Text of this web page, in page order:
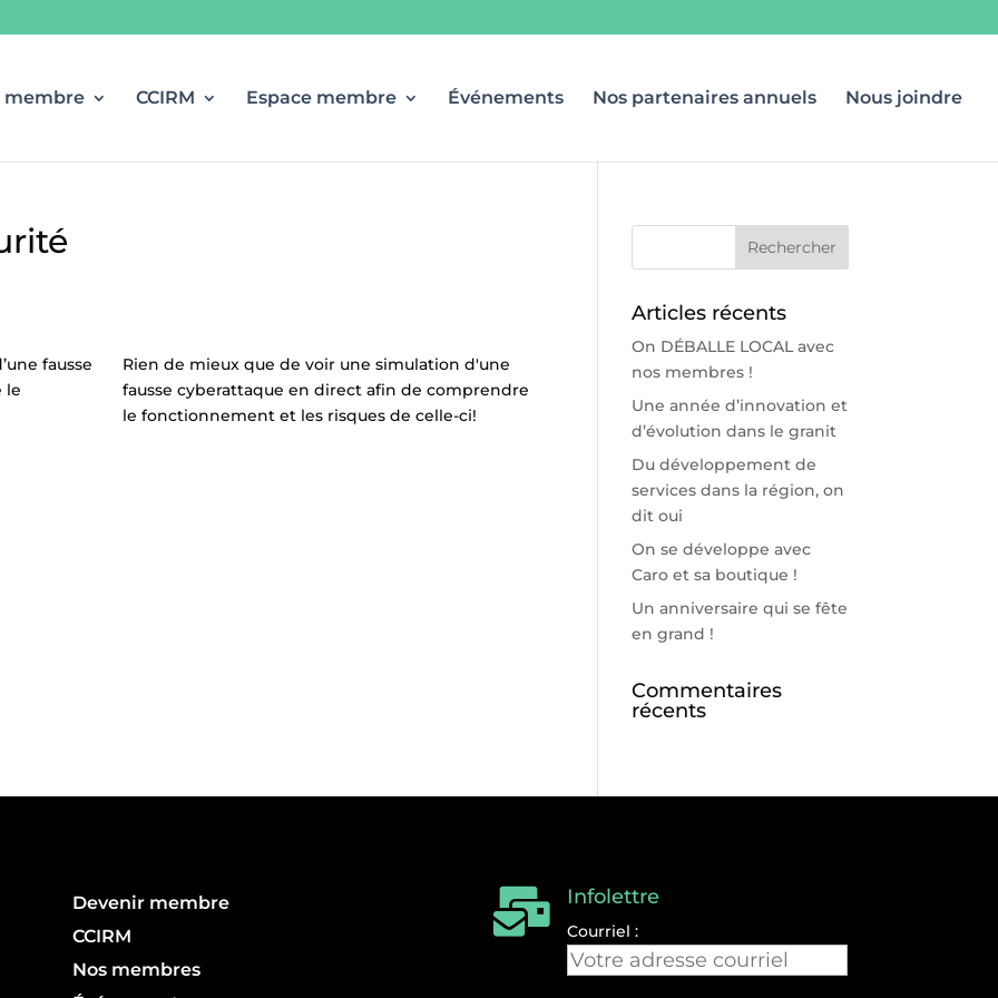
membre CCIRM Espace membre Événements Nos partenaires annuels Nous joindre
Rien de mieux que de voir une simulation d'une
fausse cyberattaque en direct afin de comprendre
le fonctionnement et les risques de celle-ci!
fausse
le
Articles récents
On DÉBALLE LOCAL avec
nos membres !
Une année d’innovation et
d’évolution dans le granit
Du développement de
services dans la région, on
dit oui
On se développe avec
Caro et sa boutique !
Un anniversaire qui se fête
en grand !
Commentaires
récents
Devenir membre
CCIRM
Nos membres
 Infolettre
Courriel :